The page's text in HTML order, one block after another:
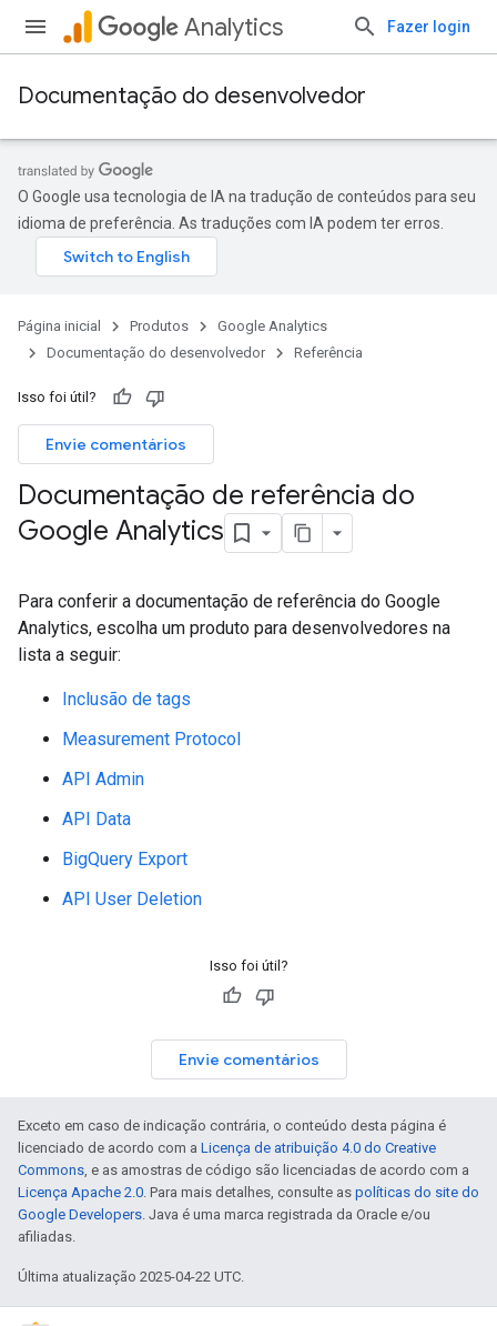
Analytics Fazer login
Documentação do desenvolvedor
O Google usa tecnologia de IA na tradução de conteúdos para seu
idioma de preferência. As traduções com IA podem ter erros.
Página inicial Produtos
Google Analytics
Documentação do desenvolvedor
Referência
Isso foi útil?
Envie comentários
Documentação de referência do
Google Analytics
Para conferir a documentação de referência do Google
Analytics, escolha um produto para desenvolvedores na
lista a seguir:
Inclusão de tags
Measurement Protocol
API Admin
API Data
BigQuery Export
API User Deletion
Isso foi útil?
Envie comentários
Exceto em caso de indicação contrária, o conteúdo desta página é
licenciado de acordo com a Licença de atribuição 4.0 do Creative
Commons, e as amostras de código são licenciadas de acordo com a
Licença Apache 2.0. Para mais detalhes, consulte as políticas do site do
Google Developers. Java é uma marca registrada da Oracle e/ou
afiliadas.
Última atualização 2025-04-22 UTC.